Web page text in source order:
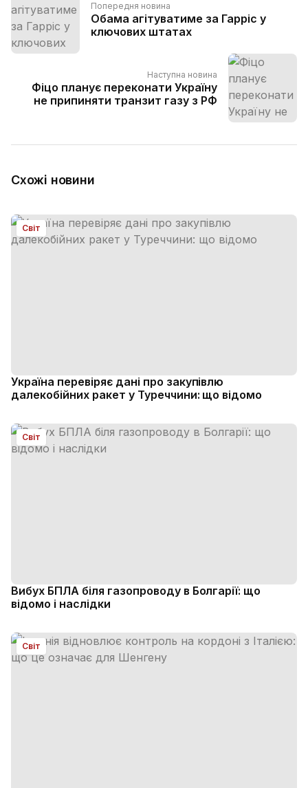
Попередня новина
Обама агітуватиме за Гарріс у
ключових штатах
Наступна новина
Фіцо планує переконати Україну
не припиняти транзит газу з РФ
Схожі новини
Світ
Україна перевіряє дані про закупівлю
далекобійних ракет у Туреччини: що відомо
Світ
Вибух БПЛА біля газопроводу в Болгарії: що
відомо і наслідки
Світ